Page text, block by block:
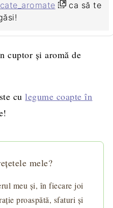
ca să te
culegume coapte în
mele?
meu și, în fiecare joi
proaspătă, sfaturi și